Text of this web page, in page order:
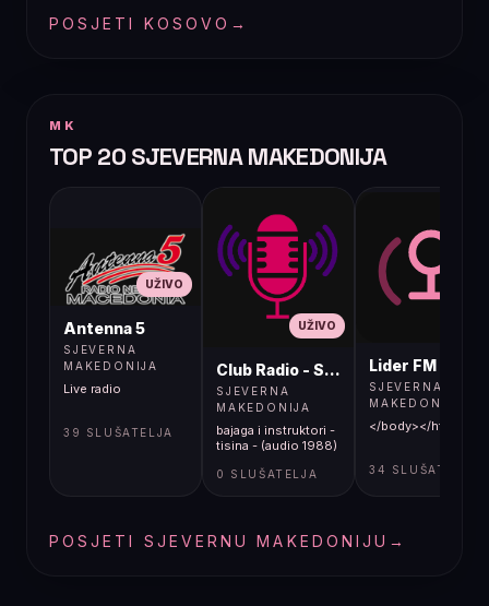
POSJETI KOSOVO →
MK
TOP 20 SJEVERNA MAKEDONIJA
UŽIVO
Antenna 5
SJEVERNA
MAKEDONIJA
Live radio
39 SLUŠATELJA
UŽIVO
Club Radio - Skopje, Mcedonia
SJEVERNA
MAKEDONIJA
bajaga i instruktori -
tisina - (audio 1988)
0 SLUŠATELJA
Lider FM 107,4
SJEVERNA
MAKEDONIJA
</body></html>
34 SLUŠATELJA
POSJETI SJEVERNU MAKEDONIJU →